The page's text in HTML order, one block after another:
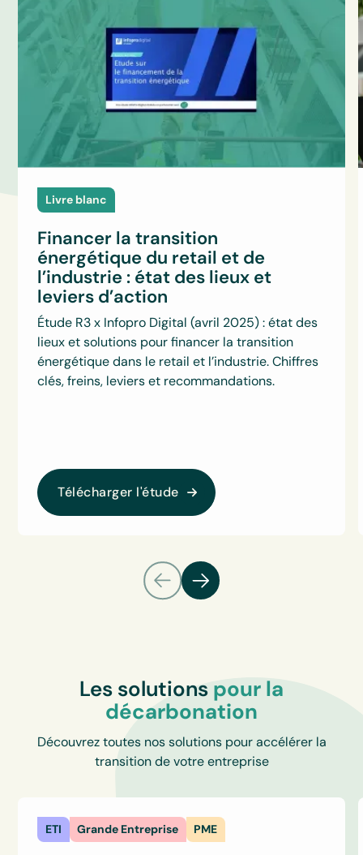
Livre blanc
Financer la transition
énergétique du retail et de
l’industrie : état des lieux et
leviers d’action
Étude R3 x Infopro Digital (avril 2025) : état des
lieux et solutions pour financer la transition
énergétique dans le retail et l’industrie. Chiffres
clés, freins, leviers et recommandations.
Télécharger l'étude
Les solutions pour la
décarbonation
Découvrez toutes nos solutions pour accélérer la
transition de votre entreprise
ETI Grande Entreprise PME